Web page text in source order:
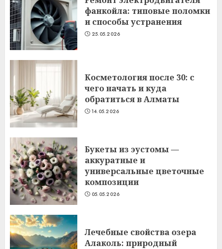
фанкойла: типовые поломки
и способы устранения
25.05.2026
Косметология после 30: с
чего начать и куда
обратиться в Алматы
14.05.2026
Букеты из эустомы —
аккуратные и
универсальные цветочные
композиции
05.05.2026
Лечебные свойства озера
Алаколь: природный